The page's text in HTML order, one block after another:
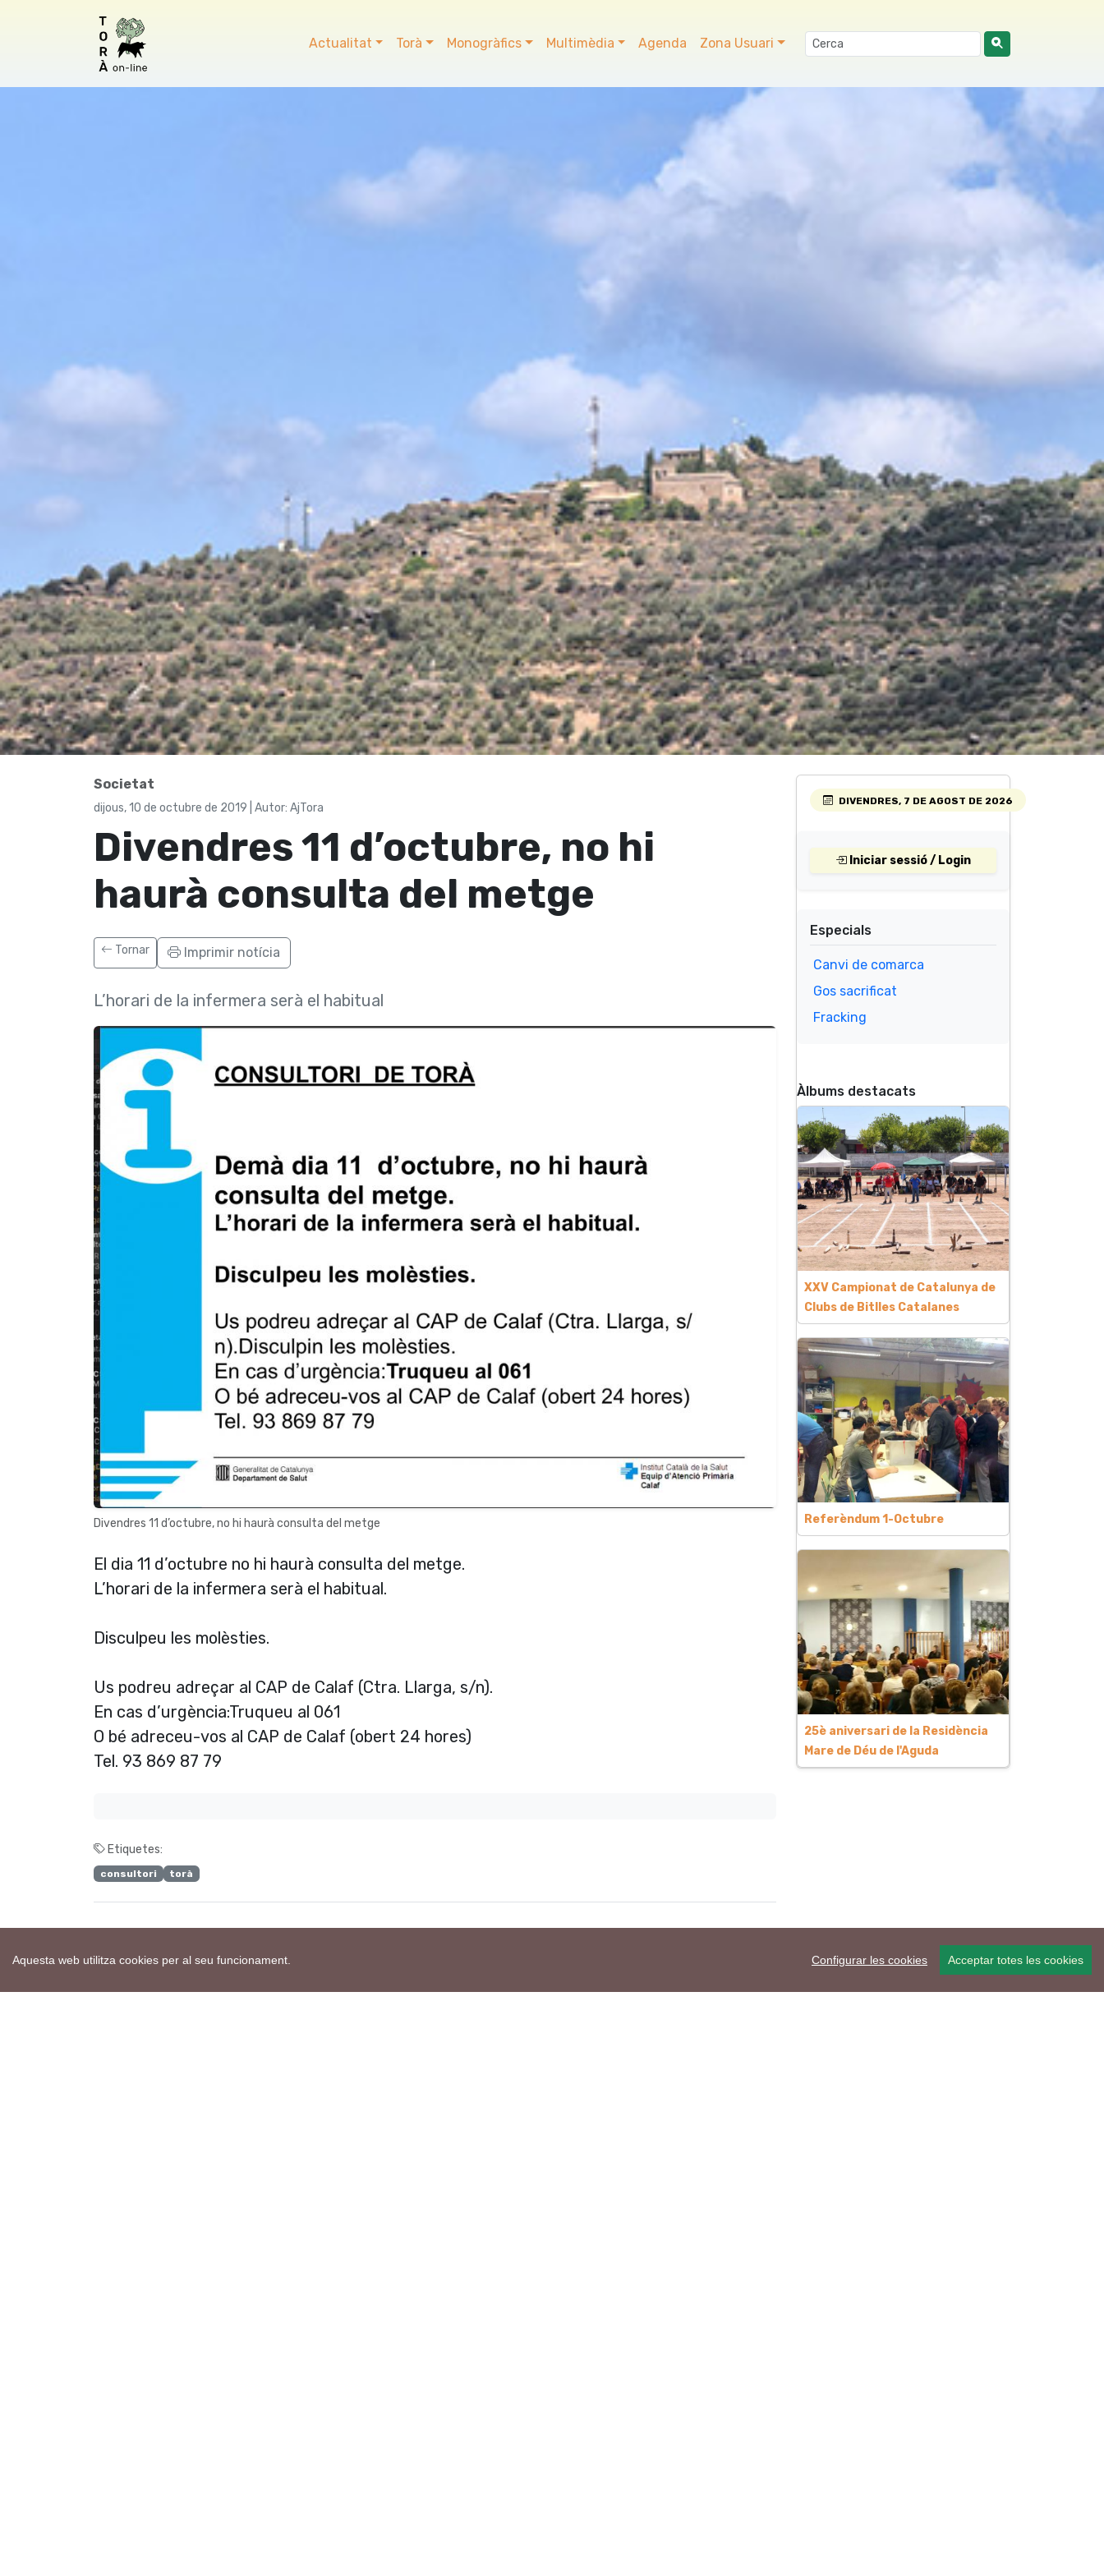
Aquesta web utilitza cookies per al seu funcionament. Configurar les cookies Acceptar totes les cookies
Actualitat Torà Monogràfics Multimèdia Agenda Zona Usuari
Societat
dijous, 10 de octubre de 2019 | Autor: AjTora
Divendres 11 d’octubre, no hi
haurà consulta del metge
Tornar Imprimir notícia
L’horari de la infermera serà el habitual
Divendres 11 d’octubre, no hi haurà consulta del metge
El dia 11 d’octubre no hi haurà consulta del metge.
L’horari de la infermera serà el habitual.
Disculpeu les molèsties.
Us podreu adreçar al CAP de Calaf (Ctra. Llarga, s/n).
En cas d’urgència:Truqueu al 061
O bé adreceu-vos al CAP de Calaf (obert 24 hores)
Tel. 93 869 87 79
Etiquetes:
consultori torà
DIVENDRES, 7 DE AGOST DE 2026
Iniciar sessió / Login
Especials
Canvi de comarca
Gos sacrificat
Fracking
Àlbums destacats
XXV Campionat de Catalunya de
Clubs de Bitlles Catalanes
Referèndum 1-Octubre
25è aniversari de la Residència
Mare de Déu de l'Aguda